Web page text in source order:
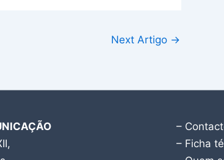
Next Artigo →
–
– Ficha